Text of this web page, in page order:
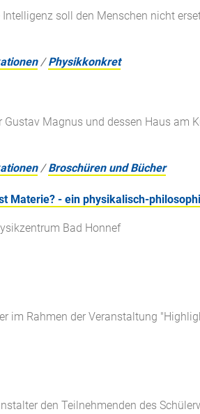
soll den Menschen nicht
/Physikkonkret
Gustav Magnus und dessen Haus
/Broschüren und Bücher
Materie? - ein physikalisch-
Bad Honnef
im Rahmen der Veranstaltung
den Teilnehmenden des